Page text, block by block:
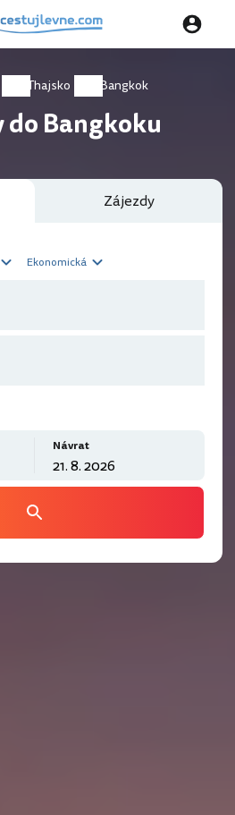
Thajsko Bangkok
Bangkoku
Zájezdy
Ekonomická
Návrat